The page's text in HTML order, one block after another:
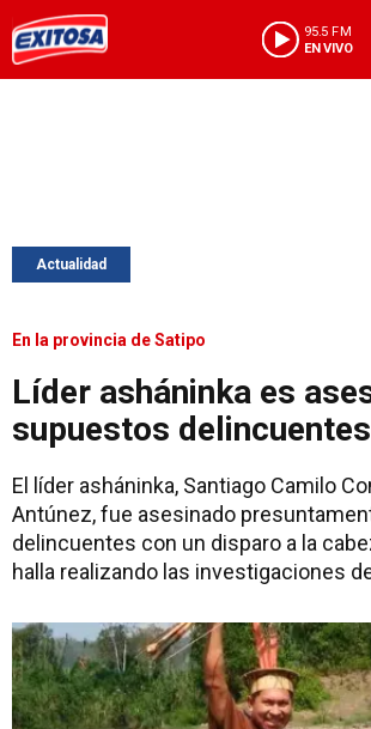
95.5 FM
EN VIVO
Actualidad
En la provincia de Satipo
Líder asháninka es
supuestos
El líder asháninka, Santiago Camilo
Antúnez, fue asesinado
delincuentes con un disparo a la
halla realizando las investigaciones